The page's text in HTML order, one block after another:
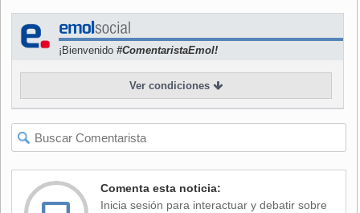
Asimismo, el jueves recién pasado fueron100.000 los
evacuadospor "las peores inundaciones en las últimas
décadas", según las autoridades japonesas.
¡Bienvenido #ComentaristaEmol!
Ver condiciones
Comenta esta noticia:
Inicia sesión para interactuar y debatir sobre